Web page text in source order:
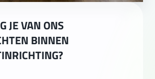
JE VAN ONS
BINNEN